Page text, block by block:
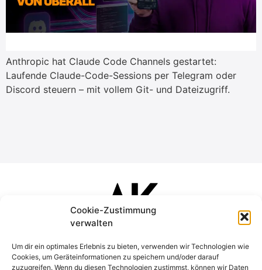
Cookie-Zustimmung
verwalten
Um dir ein optimales Erlebnis zu bieten, verwenden wir Technologien wie
Cookies, um Geräteinformationen zu speichern und/oder darauf
zuzugreifen. Wenn du diesen Technologien zustimmst, können wir Daten
Anthropic hat Claude Code Channels gestartet:
Laufende Claude-Code-Sessions per Telegram oder
Discord steuern – mit vollem Git- und Dateizugriff.